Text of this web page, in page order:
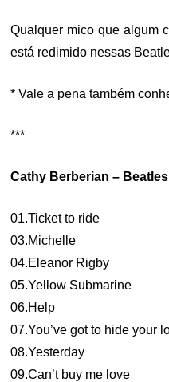
Qualquer mico que algum
está redimido nessas
* Vale a pena também
***
Cathy Berberian –
01.Ticket to ride
03.Michelle
04.Eleanor Rigby
05.Yellow Submarine
06.Help
07.You’ve got to hide your
08.Yesterday
09.Can’t buy me love